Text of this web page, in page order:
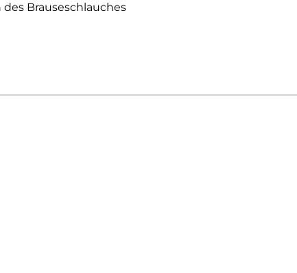
Brauseschlauches